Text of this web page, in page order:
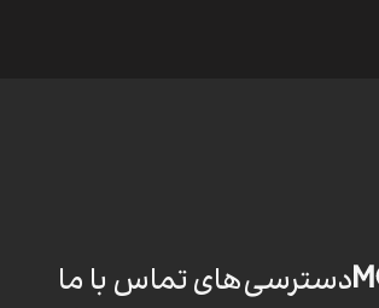
دسترسی‌هایتماس با ما